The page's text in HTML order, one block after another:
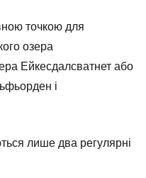
точкою для
озера
Ейкесдалсватнет або
і
лише два регулярні